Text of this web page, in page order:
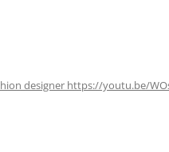
designer https://youtu.be/